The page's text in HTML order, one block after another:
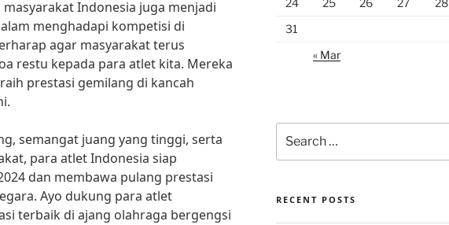
Indonesia juga menjadi
menghadapi kompetisi di
agar masyarakat terus
restu kepada para atlet kita. Mereka
prestasi gemilang di kancah
semangat juang yang tinggi, serta
para atlet Indonesia siap
dan membawa pulang prestasi
Ayo dukung para atlet
terbaik di ajang olahraga bergengsi
24
25 26 27 28
31
« Mar
for:
RECENT POSTS